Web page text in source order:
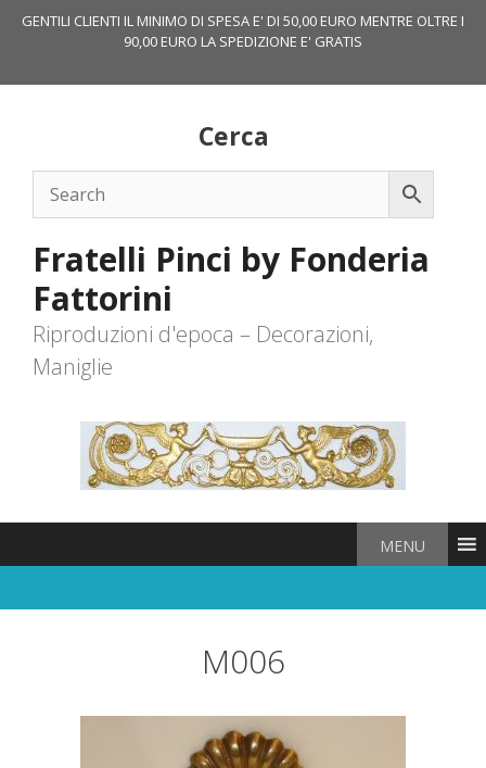
GENTILI CLIENTI IL MINIMO DI SPESA E' DI 50,00 EURO MENTRE OLTRE I
90,00 EURO LA SPEDIZIONE E' GRATIS
Cerca
Fratelli Pinci by Fonderia
Fattorini
Riproduzioni d'epoca – Decorazioni,
Maniglie
MENU
M006